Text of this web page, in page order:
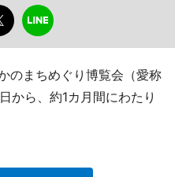
のまちめぐり博覧会（愛称
から、約1カ月間にわたり